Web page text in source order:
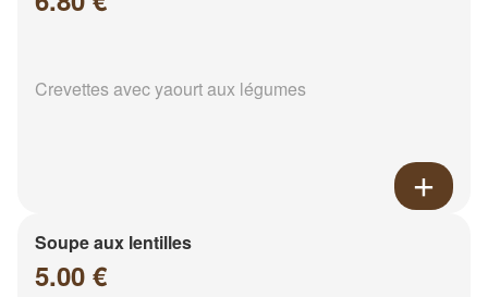
Crevettes avec yaourt aux légumes
Soupe aux lentilles
5.00 €